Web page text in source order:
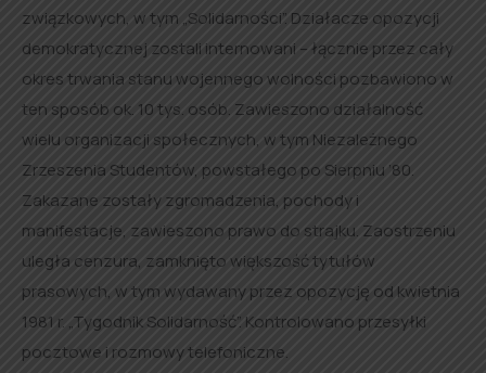
związkowych, w tym „Solidarności”. Działacze opozycji
demokratycznej zostali internowani – łącznie przez cały
okres trwania stanu wojennego wolności pozbawiono w
ten sposób ok. 10 tys. osób. Zawieszono działalność
wielu organizacji społecznych, w tym Niezależnego
Zrzeszenia Studentów, powstałego po Sierpniu ’80.
Zakazane zostały zgromadzenia, pochody i
manifestacje, zawieszono prawo do strajku. Zaostrzeniu
uległa cenzura, zamknięto większość tytułów
prasowych, w tym wydawany przez opozycję od kwietnia
1981 r. „Tygodnik Solidarność”. Kontrolowano przesyłki
pocztowe i rozmowy telefoniczne.